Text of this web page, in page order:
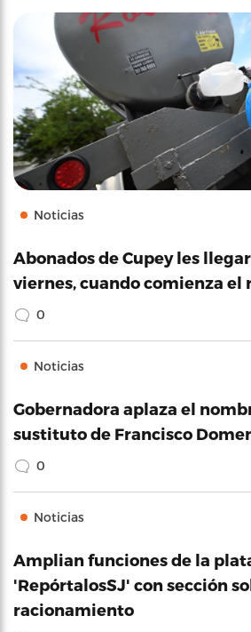
Noticias
Abonados de Cupey les
viernes, cuando comienza
0
Noticias
Gobernadora aplaza el
sustituto de Francisco
0
Noticias
Amplian funciones de la
'RepórtalosSJ' con sección
racionamiento